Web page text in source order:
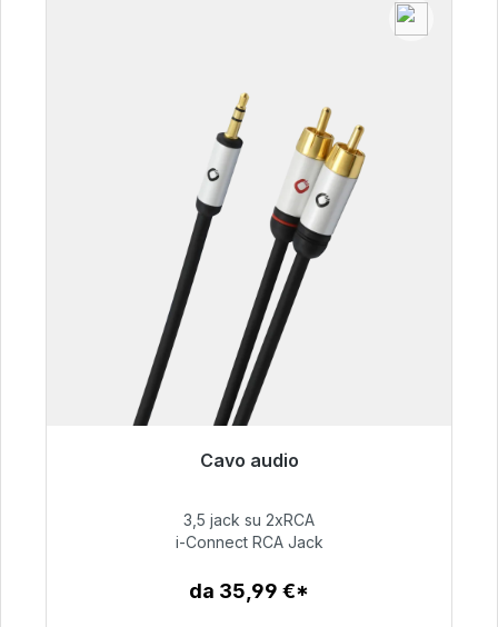
Cavo audio
Pronto per la spedizione immediata, tempo di
51,99 €
3,5 jack su 2xRCA
i-Connect RCA Jack
da 35,99 €*